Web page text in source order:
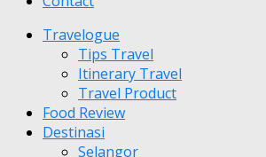
Travelogue
Tips Travel
Itinerary Travel
Travel Product
Food Review
Destinasi
Selangor